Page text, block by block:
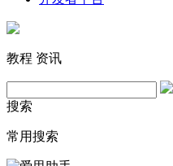
教程 资讯
搜索
常用搜索